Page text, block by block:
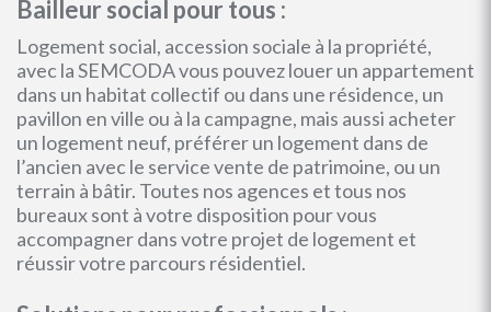
Bailleur social pour tous :
Logement social, accession sociale à la propriété,
avec la SEMCODA vous pouvez louer un appartement
dans un habitat collectif ou dans une résidence, un
pavillon en ville ou à la campagne, mais aussi acheter
un logement neuf, préférer un logement dans de
l’ancien avec le service vente de patrimoine, ou un
terrain à bâtir. Toutes nos agences et tous nos
bureaux sont à votre disposition pour vous
accompagner dans votre projet de logement et
réussir votre parcours résidentiel.